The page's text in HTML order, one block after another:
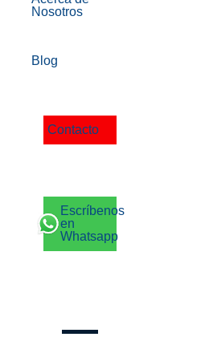
Nosotros
Blog
Contacto
Escríbenos
en
Whatsapp